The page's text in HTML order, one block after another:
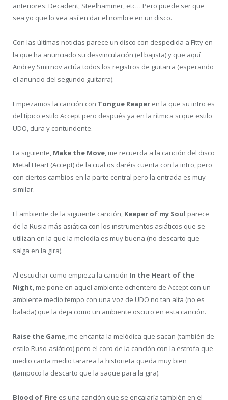
anteriores: Decadent, Steelhammer, etc… Pero puede ser que
sea yo que lo vea así en dar el nombre en un disco.
Con las últimas noticias parece un disco con despedida a Fitty en
la que ha anunciado su desvinculación (el bajista) y que aquí
Andrey Smirnov actúa todos los registros de guitarra (esperando
el anuncio del segundo guitarra).
Empezamos la canción con Tongue Reaper en la que su intro es
del típico estilo Accept pero después ya en la rítmica si que estilo
UDO, dura y contundente.
La siguiente, Make the Move, me recuerda a la canción del disco
Metal Heart (Accept) de la cual os daréis cuenta con la intro, pero
con ciertos cambios en la parte central pero la entrada es muy
similar.
El ambiente de la siguiente canción, Keeper of my Soul parece
de la Rusia más asiática con los instrumentos asiáticos que se
utilizan en la que la melodía es muy buena (no descarto que
salga en la gira).
Al escuchar como empieza la canción In the Heart of the
Night, me pone en aquel ambiente ochentero de Accept con un
ambiente medio tempo con una voz de UDO no tan alta (no es
balada) que la deja como un ambiente oscuro en esta canción.
Raise the Game, me encanta la melódica que sacan (también de
estilo Ruso-asiático) pero el coro de la canción con la estrofa que
medio canta medio tararea la historieta queda muy bien
(tampoco la descarto que la saque para la gira).
Blood of Fire es una canción que se encajaría también en el